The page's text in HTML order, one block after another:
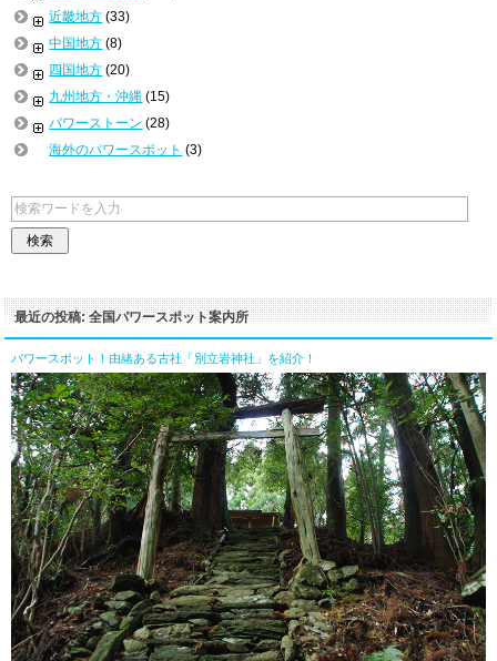
近畿地方 (33)
中国地方 (8)
四国地方 (20)
九州地方・沖縄 (15)
パワーストーン (28)
海外のパワースポット (3)
最近の投稿: 全国パワースポット案内所
パワースポット！由緒ある古社「別立岩神社」を紹介！